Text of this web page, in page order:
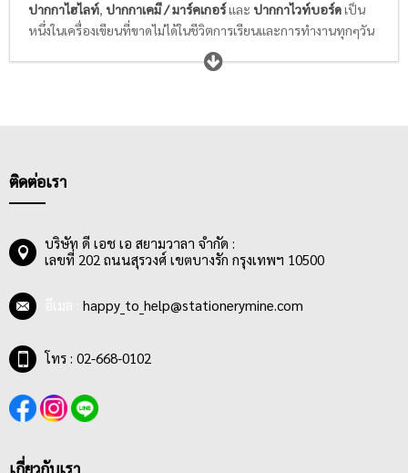
ปากกาไฮไลท์, ปากกาเคมี / มาร์คเกอร์และ ปากกาไวท์บอร์ดเป็น
หนึ่งในเครื่องเขียนที่ขาดไม่ได้ในชีวิตการเรียนและการทำงานทุกๆวัน
ของเรา ปากกาไฮไลท์หรือปากกาเน้นข้อความช่วยให้การจดบันทึก
ใจความสำคัญต่างๆของนักเรียนนักศึกษามองเห็นได้ชัด จดจำง่ายด้วย
ที่ปากกาไวท์บอร์ดเป็นปากกาที่ใช้เขียนบนกระดานไวท์บอร์ดสีขาว
ติดต่อเรา
บริษัท ดี เอช เอ สยามวาลา จำกัด :
เลขที่ 202 ถนนสุรวงศ์ เขตบางรัก กรุงเทพฯ 10500
happy_to_help@stationerymine.com
โทร : 02-668-0102
เกี่ยวกับเรา